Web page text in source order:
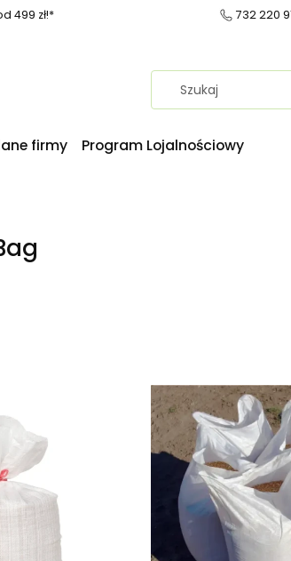
499 zł!* 732 220
firmy Program Lojalnościowy